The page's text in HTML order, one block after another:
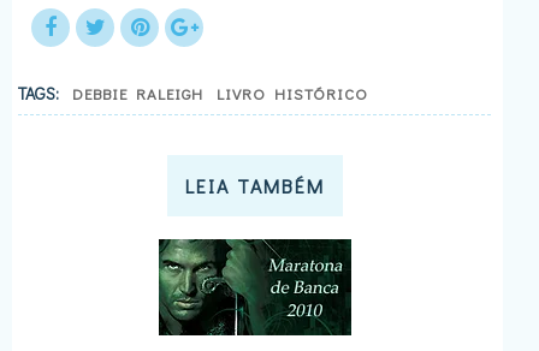
TAGS: DEBBIE RALEIGH LIVRO HISTÓRICO
LEIA TAMBÉM